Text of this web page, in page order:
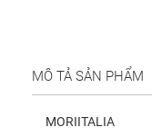
MÔ TẢ SẢN PHẨM
MORIITALIA